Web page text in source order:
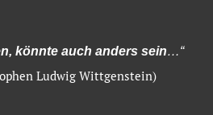
könnte auch anders sein…“
Ludwig Wittgenstein)